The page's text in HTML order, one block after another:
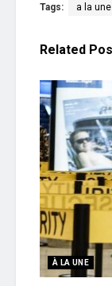
Tags: a la une
Related
À LA UNE